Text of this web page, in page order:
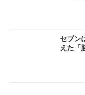
セブン
えた「